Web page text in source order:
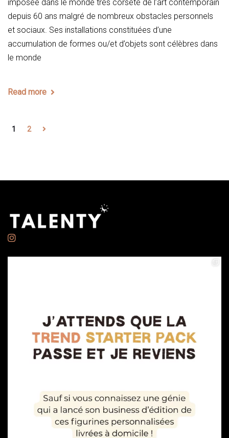
imposée dans le monde très corseté de l’art contemporain
depuis 60 ans malgré de nombreux obstacles personnels
et sociaux. Ses installations constituées d’une
accumulation de formes ou/et d’objets sont célèbres dans
le monde
Read more
1 2